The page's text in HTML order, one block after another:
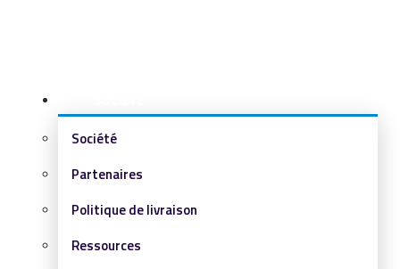
Société
Partenaires
Politique de livraison
Ressources